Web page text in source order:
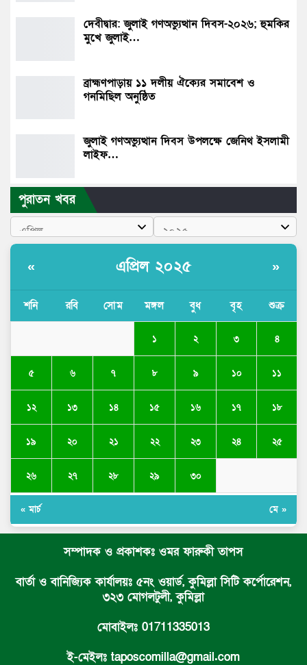
দেবীদ্বার: জুলাই গণঅভ্যুত্থান দিবস-২০২৬; হুমকির
মুখে জুলাই…
ব্রাহ্মণপাড়ায় ১১ দলীয় ঐক্যের সমাবেশ ও
গনমিছিল অনুষ্ঠিত
জুলাই গণঅভ্যুত্থান দিবস উপলক্ষে জেনিথ ইসলামী
লাইফ…
পুরাতন খবর
« এপ্রিল ২০২৫ »
শনি রবি সোম মঙ্গল বুধ বৃহ শুক্র
১ ২ ৩ ৪
৫ ৬ ৭ ৮ ৯ ১০ ১১
১২ ১৩ ১৪ ১৫ ১৬ ১৭ ১৮
১৯ ২০ ২১ ২২ ২৩ ২৪ ২৫
২৬ ২৭ ২৮ ২৯ ৩০
« মার্চ মে »
সম্পাদক ও প্রকাশকঃ ওমর ফারুকী তাপস
বার্তা ও বানিজ্যিক কার্যালয়ঃ ৫নং ওয়ার্ড, কুমিল্লা সিটি কর্পোরেশন,
৩২৩ মোগলটুলী, কুমিল্লা
মোবাইলঃ 01711335013
ই-মেইলঃ taposcomilla@gmail.com